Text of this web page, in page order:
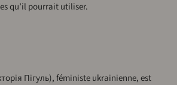
qu’il pourrait utiliser.
Пігуль), féministe ukrainienne, est